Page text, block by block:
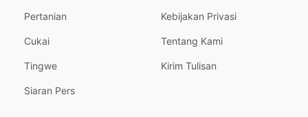
Pertanian
Cukai
Tingwe
Siaran Pers
Kebijakan Privasi
Tentang Kami
Kirim Tulisan